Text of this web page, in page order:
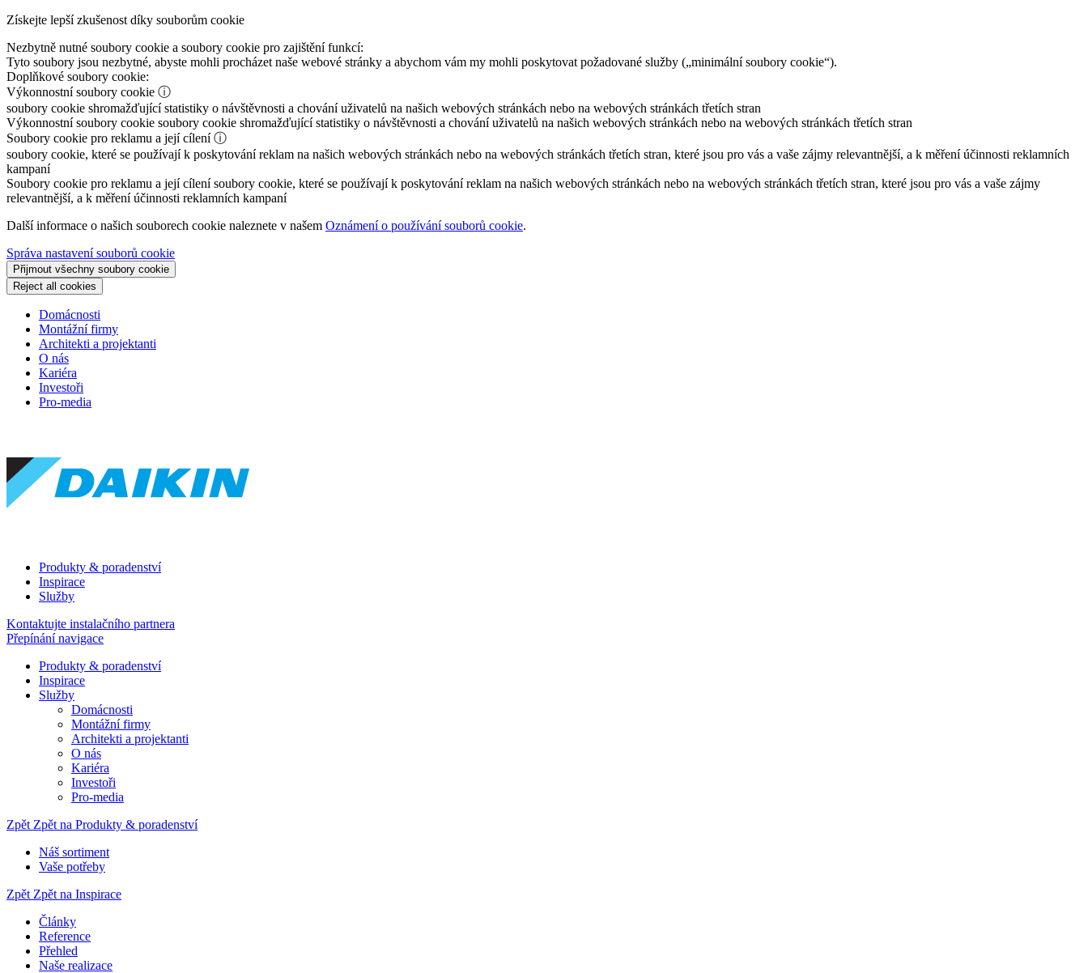
Získejte lepší zkušenost díky souborům cookie
Nezbytně nutné soubory cookie a soubory cookie pro zajištění funkcí:
Tyto soubory jsou nezbytné, abyste mohli procházet naše webové stránky a abychom vám my mohli poskytovat požadované služby („minimální soubory cookie“).
Doplňkové soubory cookie:
Výkonnostní soubory cookie ⓘ
soubory cookie shromažďující statistiky o návštěvnosti a chování uživatelů na našich webových stránkách nebo na webových stránkách třetích stran
Výkonnostní soubory cookie soubory cookie shromažďující statistiky o návštěvnosti a chování uživatelů na našich webových stránkách nebo na webových stránkách třetích stran
Soubory cookie pro reklamu a její cílení ⓘ
soubory cookie, které se používají k poskytování reklam na našich webových stránkách nebo na webových stránkách třetích stran, které jsou pro vás a vaše zájmy relevantnější, a k měření účinnosti reklamních
kampaní
Soubory cookie pro reklamu a její cílenísoubory cookie, které se používají k poskytování reklam na našich webových stránkách nebo na webových stránkách třetích stran, které jsou pro vás a vaše zájmy
relevantnější, a k měření účinnosti reklamních kampaní
Další informace o našich souborech cookie naleznete v našem Oznámení o používání souborů cookie.
Správa nastavení souborů cookie
Přijmout všechny soubory cookie
Reject all cookies
Domácnosti
Montážní firmy
Architekti a projektanti
O nás
Kariéra
Investoři
Pro-media
Produkty & poradenství
Inspirace
Služby
Kontaktujte instalačního partnera
Přepínání navigace
Produkty & poradenství
Inspirace
Služby
Domácnosti
Montážní firmy
Architekti a projektanti
O nás
Kariéra
Investoři
Pro-media
Zpět Zpět na Produkty & poradenství
Náš sortiment
Vaše potřeby
Zpět Zpět na Inspirace
Články
Reference
Přehled
Naše realizace